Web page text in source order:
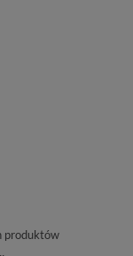
produktów